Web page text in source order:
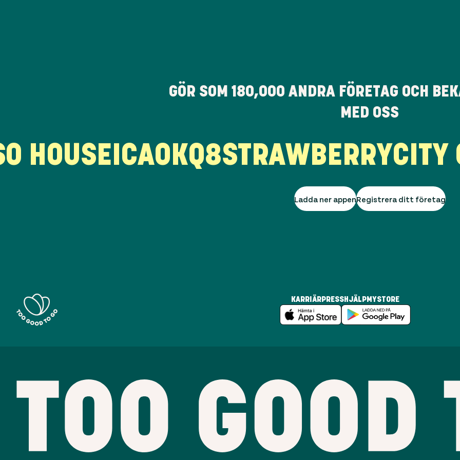
GÖR SOM 180,000 ANDRA FÖRETAG OCH
MED OSS
ICA OKQ8STRAWBERRY CITY
Ladda ner appenRegistrera ditt företag
KARRIÄRPRESSHJÄLPMYSTORE